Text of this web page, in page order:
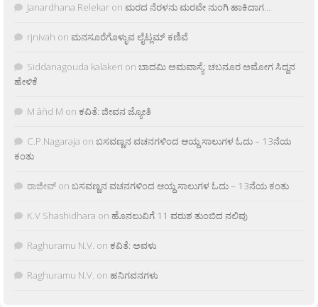
Janardhana Relekar on ಮರದ ನೆರಳನು ಮರವೇ ನುಂಗಿ ಹಾಕಿದಾಗ…
rjnivah on ಮನಸೂರೆಗೊಳ್ಳುವ ಲೈಟ್ಲಮ್ ಕಣಿವೆ
Siddanagouda kalakeri on ಬಾದಮಿ ಅಮವಾಸ್ಯೆ: ಚಬನೂರ ಅಮೋಗ ಸಿದ್ದನ
ಹೇಳಿಕೆ
M âñd M on ಕವಿತೆ: ಜೀವನ ಜ್ಯೋತಿ
C.P.Nagaraja on ಬಸವಣ್ಣನ ವಚನಗಳಿಂದ ಆಯ್ದ ಸಾಲುಗಳ ಓದು – 13ನೆಯ
ಕಂತು
ರಾಜೀವ್ on ಬಸವಣ್ಣನ ವಚನಗಳಿಂದ ಆಯ್ದ ಸಾಲುಗಳ ಓದು – 13ನೆಯ ಕಂತು
K.V Shashidhara on ಹೊನಲುವಿಗೆ 11 ವರುಶ ತುಂಬಿದ ನಲಿವು
Raghuramu N.V. on ಕವಿತೆ: ಅವಳು
Raghuramu N.V. on ಹನಿಗವನಗಳು